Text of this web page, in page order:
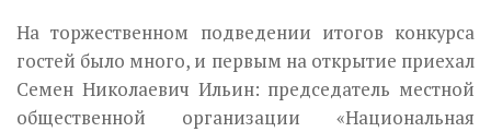
На торжественном подведении итогов конкурса
гостей было много, и первым на открытие приехал
Семен Николаевич Ильин: председатель местной
общественной организации «Национальная